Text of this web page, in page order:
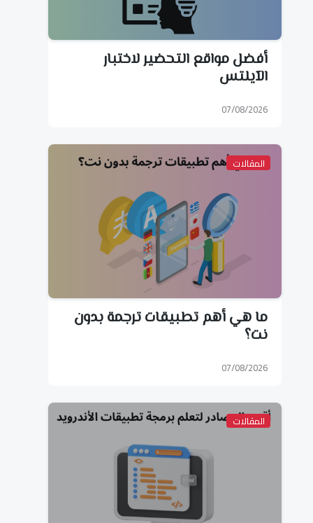
أفضل مواقع التحضير لاختبار
الآيلتس
07/08/2026
المقالات
ما هي أهم تطبيقات ترجمة بدون
نت؟
07/08/2026
المقالات